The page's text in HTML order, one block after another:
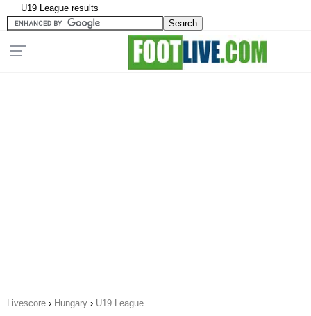
U19 League results
Livescore › Hungary › U19 League